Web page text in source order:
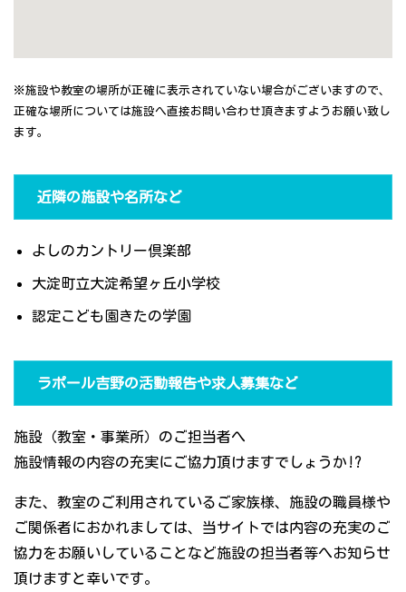
※施設や教室の場所が正確に表示されていない場合がございますので、
正確な場所については施設へ直接お問い合わせ頂きますようお願い致し
ます。
近隣の施設や名所など
よしのカントリー倶楽部
大淀町立大淀希望ヶ丘小学校
認定こども園きたの学園
ラポール吉野の活動報告や求人募集など
施設（教室・事業所）のご担当者へ
施設情報の内容の充実にご協力頂けますでしょうか!?
また、教室のご利用されているご家族様、施設の職員様や
ご関係者におかれましては、当サイトでは内容の充実のご
協力をお願いしていることなど施設の担当者等へお知らせ
頂けますと幸いです。